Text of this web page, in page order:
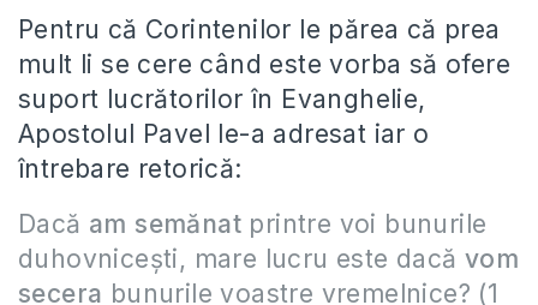
Pentru că Corintenilor le părea că prea
mult li se cere când este vorba să ofere
suport lucrătorilor în Evanghelie,
Apostolul Pavel le-a adresat iar o
întrebare retorică:
Dacă am semănat printre voi bunurile
duhovniceşti, mare lucru este dacă vom
secera bunurile voastre vremelnice? (1